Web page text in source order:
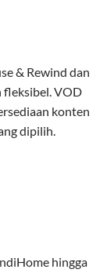
Fiber To The
ke rumah
lancar.
& Rewind dan
fleksibel. VOD
konten
dipilih.
hingga